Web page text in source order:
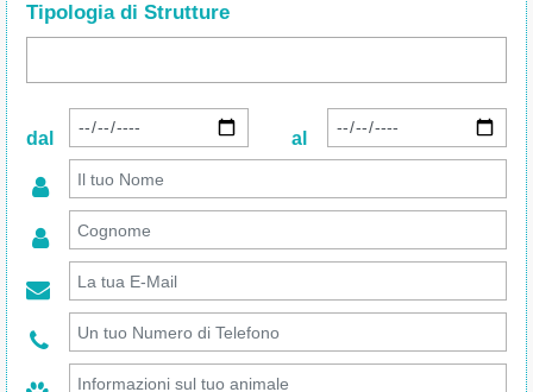
Tipologia di Strutture
dal al